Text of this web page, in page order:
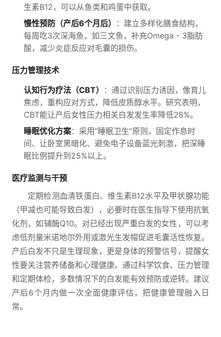
生素B12，可以从鱼类和鸡蛋中获取。
慢性预防（产后6个月后）
：建立多样化膳食结构，
每周吃3次深海鱼，如三文鱼，补充Omega - 3脂肪
酸，减少炎症反应对毛囊的损伤。
压力管理技术
认知行为疗法（CBT）
：通过识别压力诱因，像育儿
焦虑，重构应对方式，降低皮质醇水平。研究表明，
CBT能让产后女性压力相关白发发生率降低28%。
睡眠优化方案：采用“睡眠卫生”原则，固定作息时
间、让卧室黑暗化、避免电子设备蓝光刺激，把深睡
眠比例提升到25%以上。
医疗监测与干预
定期检测血清铁蛋白、维生素B12水平及甲状腺功能
（甲减也可能导致白发），必要时在医生指导下使用抗氧
化剂，如辅酶Q10。对已经出现严重白发的女性，可以考
虑低剂量米诺地尔外用或激光生发帽促进毛囊活性恢复。
产后白发不只是生理现象，更是身体的预警信号，提醒女
性要关注营养储备和心理健康。通过科学饮食、压力管理
和定期体检，多数情况下的白发能有效预防或逆转。建议
产后6个月内做一次全面健康评估，把健康管理融入日
常。